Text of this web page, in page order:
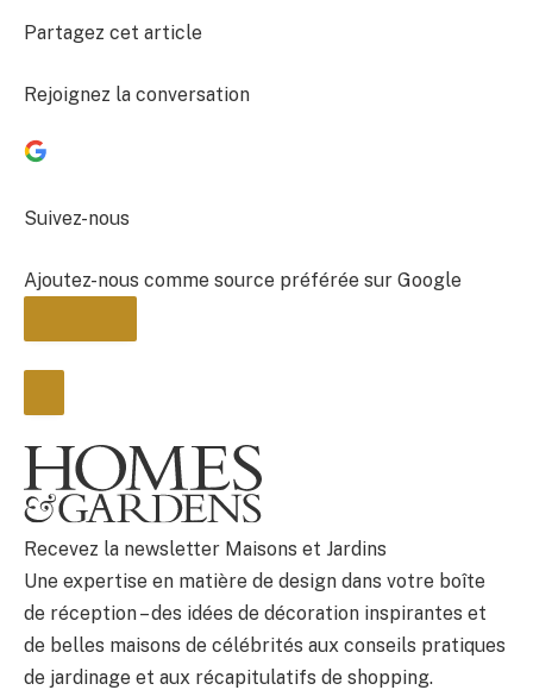
Partagez cet article
Rejoignez la conversation
Suivez-nous
Ajoutez-nous comme source préférée sur Google
BULLETIN
Recevez la newsletter Maisons et Jardins
Une expertise en matière de design dans votre boîte
de réception – des idées de décoration inspirantes et
de belles maisons de célébrités aux conseils pratiques
de jardinage et aux récapitulatifs de shopping.